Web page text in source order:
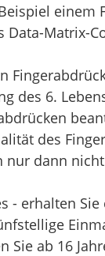
Matrix-
des 6.
des
dann
- erhalten Sie
Sie ab 16